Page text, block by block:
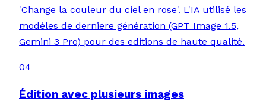
'Change la couleur du ciel en rose'. L'IA utilisé les
modèles de derniere génération (GPT Image 1.5,
Gemini 3 Pro) pour des editions de haute qualité.
04
Édition avec plusieurs images